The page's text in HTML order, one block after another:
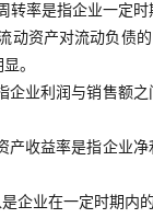
转率是指企业一定
动资产对流动负债
。
企业利润与销售额
产收益率是指企业
企业在一定时期内